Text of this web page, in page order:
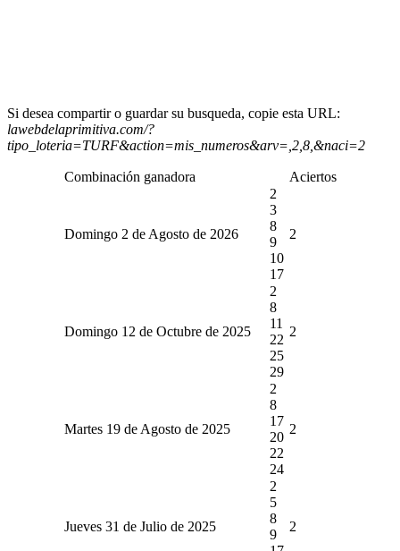
Si desea compartir o guardar su busqueda, copie esta URL:
lawebdelaprimitiva.com/?
tipo_loteria=TURF&action=mis_numeros&arv=,2,8,&naci=2
Combinación ganadora Aciertos
Domingo 2 de Agosto de 2026
2
3
8
9
10
17
2
Domingo 12 de Octubre de 2025
2
8
11
22
25
29
2
Martes 19 de Agosto de 2025
2
8
17
20
22
24
2
Jueves 31 de Julio de 2025
2
5
8
9
2